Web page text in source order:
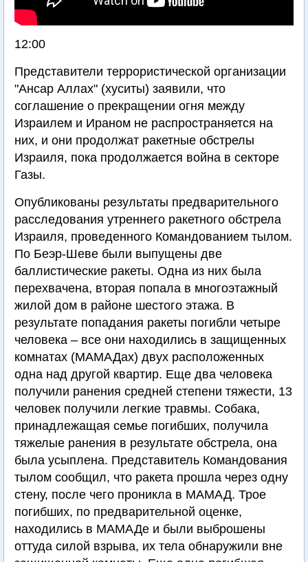
12:00
Представители террористической организации
"Ансар Аллах" (хуситы) заявили, что
соглашение о прекращении огня между
Израилем и Ираном не распространяется на
них, и они продолжат ракетные обстрелы
Израиля, пока продолжается война в секторе
Газы.
Опубликованы результаты предварительного
расследования утреннего ракетного обстрела
Израиля, проведенного Командованием тылом.
По Беэр-Шеве были выпущены две
баллистические ракеты. Одна из них была
перехвачена, вторая попала в многоэтажный
жилой дом в районе шестого этажа. В
результате попадания ракеты погибли четыре
человека – все они находились в защищенных
комнатах (МАМАДах) двух расположенных
одна над другой квартир. Еще два человека
получили ранения средней степени тяжести, 13
человек получили легкие травмы. Собака,
принадлежащая семье погибших, получила
тяжелые ранения в результате обстрела, она
была усыплена. Представитель Командования
тылом сообщил, что ракета прошла через одну
стену, после чего проникла в МАМАД. Трое
погибших, по предварительной оценке,
находились в МАМАДе и были выброшены
оттуда силой взрыва, их тела обнаружили вне